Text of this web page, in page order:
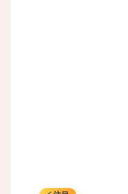
【動画】名古屋栄
ホンダのスーパー